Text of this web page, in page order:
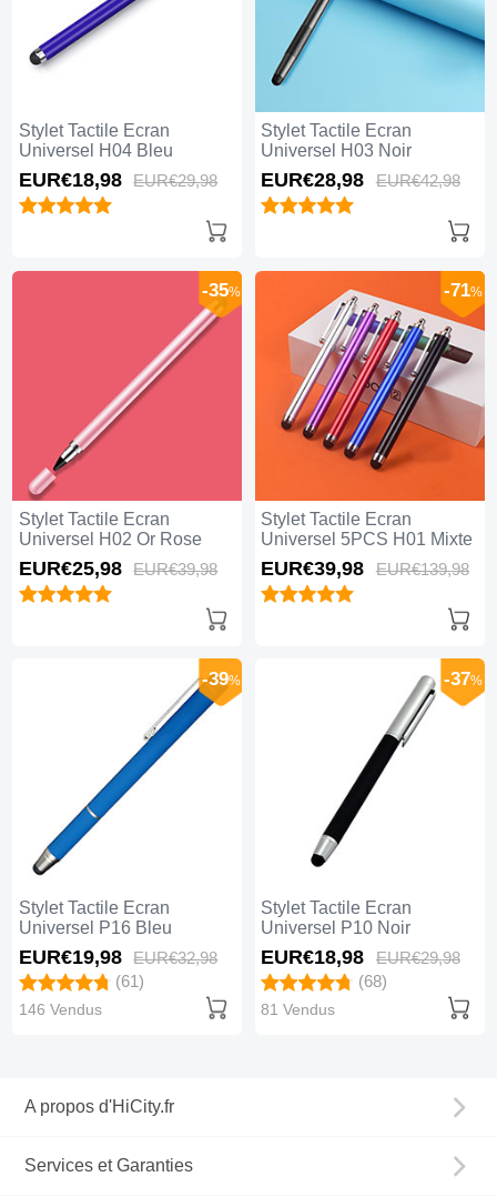
Stylet Tactile Ecran
Universel H04 Bleu
EUR€18,98 EUR€29,98
Stylet Tactile Ecran
Universel H03 Noir
EUR€28,98 EUR€42,98
Stylet Tactile Ecran
Universel H02 Or Rose
-35%
EUR€25,98 EUR€39,98
Stylet Tactile Ecran
Universel 5PCS H01 Mixte
-71%
EUR€39,98 EUR€139,98
Stylet Tactile Ecran
Universel P16 Bleu
-39%
EUR€19,98 EUR€32,98
(61)
146 Vendus
Stylet Tactile Ecran
Universel P10 Noir
-37%
EUR€18,98 EUR€29,98
(68)
81 Vendus
A propos d'HiCity.fr
Services et Garanties